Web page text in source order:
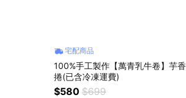
宅配商品
100%手工製作【萬青乳牛卷】芋
捲(已含冷凍運費)
$580 $699